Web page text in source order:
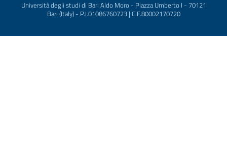
Università degli studi di Bari Aldo Moro - Piazza Umberto I - 70121
Bari (Italy) - P.I.01086760723 | C.F.80002170720